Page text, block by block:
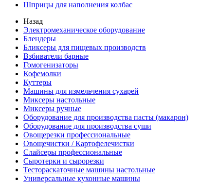
Шприцы для наполнения колбас
Назад
Электромеханическое оборудование
Блендеры
Бликсеры для пищевых производств
Взбиватели барные
Гомогенизаторы
Кофемолки
Куттеры
Машины для измельчения сухарей
Миксеры настольные
Миксеры ручные
Оборудование для производства пасты (макарон)
Оборудование для производства суши
Овощерезки профессиональные
Овощечистки / Картофелечистки
Слайсеры профессиональные
Сыротерки и сырорезки
Тестораскаточные машины настольные
Универсальные кухонные машины